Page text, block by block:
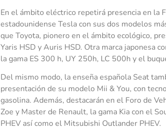
En el ámbito eléctrico repetirá presencia en la
estadounidense Tesla con sus dos modelos
que Toyota, pionero en el ámbito ecológico,
Yaris HSD y Auris HSD. Otra marca japonesa
la gama ES 300 h, UY 250h, LC 500h y el
Del mismo modo, la enseña española Seat
presentación de su modelo Mii & You, con
gasolina. Además, destacarán en el Foro de
Zoe y Master de Renault, la gama Kia con el
PHEV así como el Mitsubishi Outlander PHEV.